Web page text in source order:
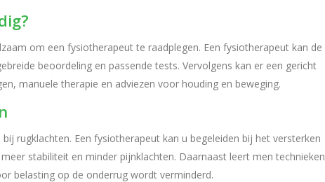
om een fysiotherapeut te raadplegen. Een fysiotherapeut kan de
beoordeling en passende tests. Vervolgens kan er een gericht
manuele therapie en adviezen voor houding en beweging.
rugklachten. Een fysiotherapeut kan u begeleiden bij het versterken
stabiliteit en minder pijnklachten. Daarnaast leert men technieken
belasting op de onderrug wordt verminderd.